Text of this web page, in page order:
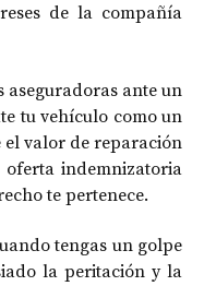
de la compañía
aseguradoras ante un
tu vehículo como un
valor de reparación
indemnizatoria
te pertenece.
tengas un golpe
la peritación y la